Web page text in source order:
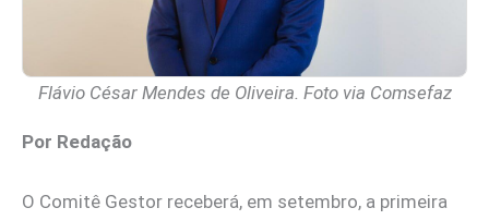
Flávio César Mendes de Oliveira. Foto via Comsefaz
Por Redação
O Comitê Gestor receberá, em setembro, a primeira